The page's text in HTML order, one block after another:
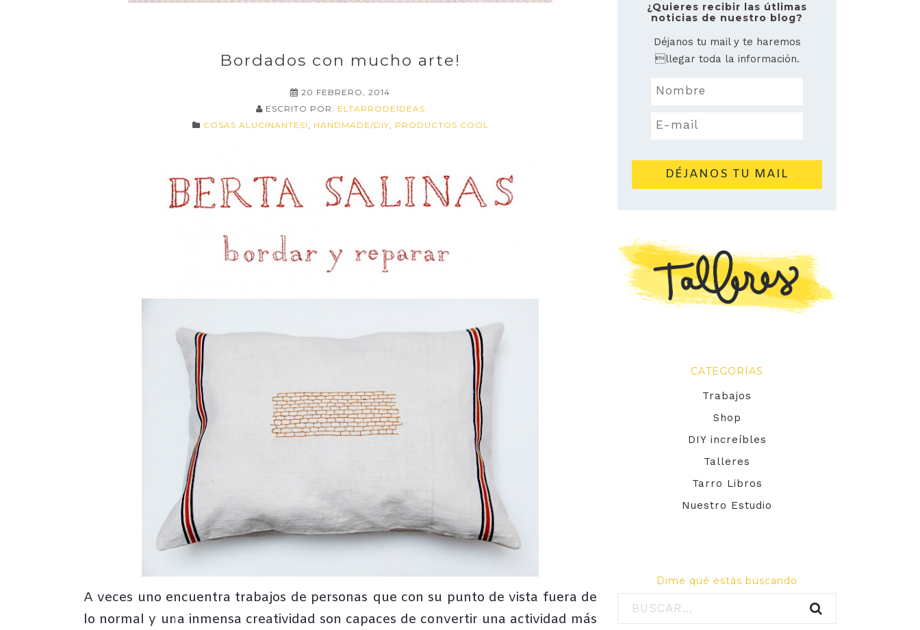
Bordados con mucho arte!
20 FEBRERO, 2014
ESCRITO POR: ELTARRODEIDEAS
COSAS ALUCINANTES!, HANDMADE/DIY, PRODUCTOS COOL
A veces uno encuentra trabajos de personas que con su punto de vista fuera de
lo normal y una inmensa creatividad son capaces de convertir una actividad más
¿Quieres recibir las útlimas
noticias de nuestro blog?
Déjanos tu mail y te haremos
llegar toda la información.
CATEGORÍAS
Trabajos
Shop
DIY increíbles
Talleres
Tarro Libros
Nuestro Estudio
Dime qué estás buscando